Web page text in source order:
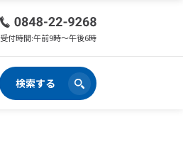
受付時間:午前9時〜午後6時
検索する